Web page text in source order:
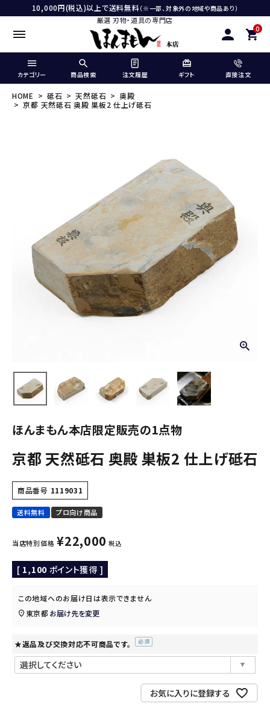
10,000円(税込)以上で送料無料（※一部、対象外の地域や商品あり）
厳選 刃物・道具の専門店
0
カテゴリー 商品検索 注文履歴 ギフト 直接注文
HOME 砥石 天然砥石
奥殿
京都 天然砥石 奥殿 巣板2 仕上げ砥石
ほんまもん本店限定販売の1点物
京都 天然砥石 奥殿 巣板2 仕上げ砥石
商品番号 1119031
送料無料 プロ向け商品
当店特別価格 ¥22,000 税込
[ 1,100 ポイント獲得 ]
この地域へのお届け日は表示できません
東京都 お届け先を変更
★返品及び交換対応不可商品です。
お気に入りに登録する